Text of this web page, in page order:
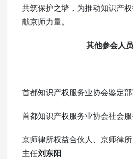
共筑保护之墙，为推动知识产
献京师力量。
其他参会人员
首都知识产权服务业协会鉴定
首都知识产权服务业协会社会
京师律所权益合伙人、京师律
主任刘东阳